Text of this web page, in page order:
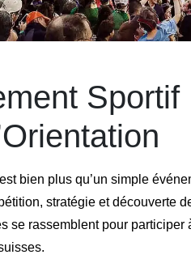
bien plus qu’un simple
stratégie et découverte
se rassemblent pour participer